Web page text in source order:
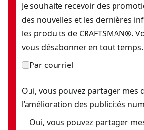
Je souhaite recevoir des
des nouvelles et les dernières
les produits de CRAFTSMAN®.
vous désabonner en tout temps.
Par courriel
Oui, vous pouvez partager mes
l’amélioration des publicités
Oui, vous pouvez partager